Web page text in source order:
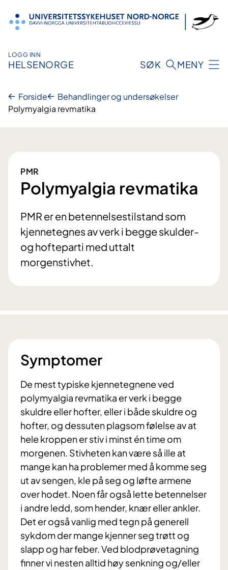
innhold
LOGG INN
HELSENORGE SØK MENY
Forside
Behandlinger og undersøkelser
Polymyalgia revmatika
PMR
Polymyalgia revmatika
PMR er en betennelsestilstand som
kjennetegnes av verk i begge skulder-
og hofteparti med uttalt
morgenstivhet.
Symptomer
De mest typiske kjennetegnene ved
polymyalgia revmatika er verk i begge
skuldre eller hofter, eller i både skuldre og
hofter, og dessuten plagsom følelse av at
hele kroppen er stiv i minst én time om
morgenen. Stivheten kan være så ille at
mange kan ha problemer med å komme seg
ut av sengen, kle på seg og løfte armene
over hodet. Noen får også lette betennelser
i andre ledd, som hender, knær eller ankler.
Det er også vanlig med tegn på generell
sykdom der mange kjenner seg trøtt og
slapp og har feber. Ved blodprøvetagning
finner vi nesten alltid høy senkning og/eller